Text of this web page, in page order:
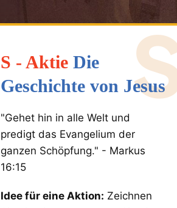
S - Aktie Die
Geschichte von Jesus
"Gehet hin in alle Welt und
predigt das Evangelium der
ganzen Schöpfung." - Markus
16:15
Idee für eine Aktion: Zeichnen